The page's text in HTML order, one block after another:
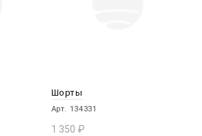
Шорты
Арт. 134331
1 350 ₽